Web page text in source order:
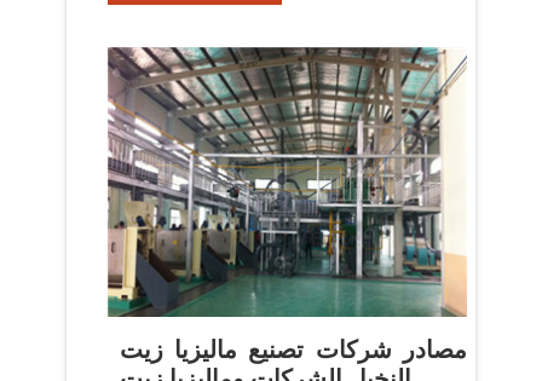
مصادر شركات تصنيع ماليزيا زيت